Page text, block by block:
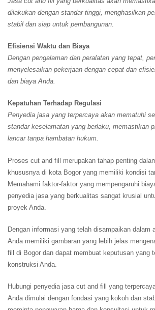
dilakukan dengan standar tinggi, menghasilkan
stabil dan siap untuk pembangunan
Efisiensi Waktu dan Biaya
Dengan pengalaman dan peralatan yang tepat,
menyelesaikan pekerjaan dengan cepat dan
dan biaya Anda.
Kepatuhan Terhadap Regulasi
Penyedia jasa yang terpercaya akan mematuhi
standar keselamatan yang berlaku, memastikan
lancar tanpa hambatan hukum.
Proses cut and fill merupakan tahap penting
khususnya di kota Bogor yang memiliki kondisi
Memahami faktor-faktor yang mempengaruhi
penyedia jasa yang berkualitas sangat krusial
proyek Anda.
Dengan informasi yang telah disampaikan dalam
Anda memiliki gambaran yang lebih jelas
fill di Bogor dan dapat membuat keputusan yang
konstruksi Anda.
Hubungi penyedia jasa cut and fill yang
Anda dimulai dengan fondasi yang kokoh dan